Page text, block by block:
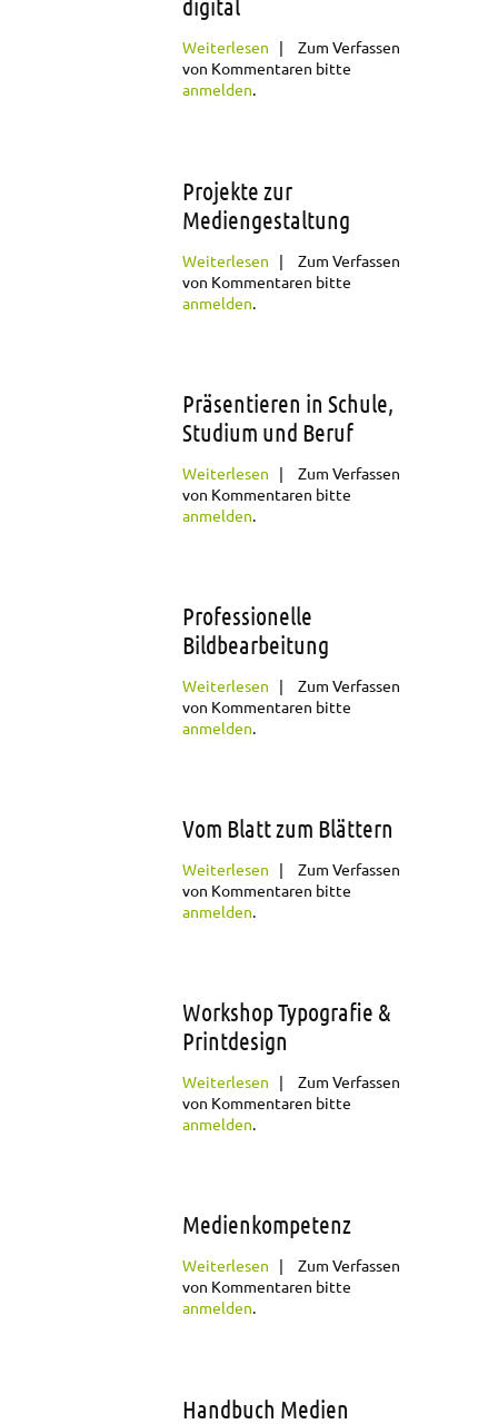
digital
Weiterlesen über MediaFarbe
analog & digital
Zum Verfassen
von Kommentaren bitte
anmelden.
Projekte zur
Mediengestaltung
Weiterlesen über Projekte zur
Mediengestaltung
Zum Verfassen
von Kommentaren bitte
anmelden
Präsentieren in Schule,
Studium und Beruf
Weiterlesen über Präsentieren in
Schule, Studium und
Beruf
Zum Verfassen
von Kommentaren bitte
anmelden.
Professionelle
Bildbearbeitung
Weiterlesen über Professionelle
Bildbearbeitung
Zum Verfassen
von Kommentaren bitte
anmelden.
Vom Blatt zum Blättern
Weiterlesen über Vom Blatt zum
Blättern
Zum Verfassen
von Kommentaren bitte
anmelden.
Workshop Typografie &
Printdesign
Weiterlesen über Workshop
Typografie &
Printdesign
Zum Verfassen
von Kommentaren bitte
anmelden.
Medienkompetenz
Weiterlesen über
Medienkompetenz
Zum Verfassen
von Kommentaren bitte
anmelden.
Handbuch Medien